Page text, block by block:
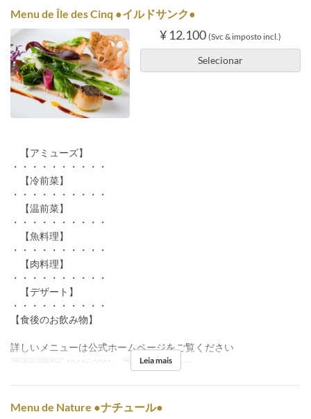
Menu de Île des Cinq ●イルドサンク●
¥ 12.100 (Svc & imposto incl.)
Selecionar
【アミューズ】
・・・・・・・・・・
【冷前菜】
・・・・・・・・・・
【温前菜】
・・・・・・・・・・
【魚料理】
・・・・・・・・・・
【肉料理】
・・・・・・・・・・
【デザート】
・・・・・・・・・・
【食後のお飲み物】
詳しいメニューは公式ホームページをご覧ください
Datas válidas 10 Mai 2021 ~ Refeições Almoço
Leia mais
Menu de Nature ●ナチュール●